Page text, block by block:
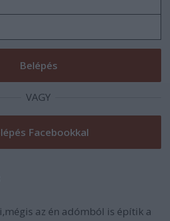
VAGY
az én adómból is építik a